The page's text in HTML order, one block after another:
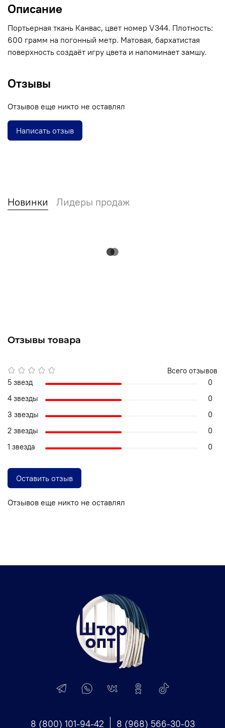
Описание
Портьерная ткань Канвас, цвет номер V344. Плотность:
600 грамм на погонный метр. Матовая, бархатистая
поверхность создаёт игру цвета и напоминает замшу.
Отзывы
Отзывов еще никто не оставлял
Написать отзыв
Новинки Лидеры продаж
Отзывы товара
Отзывов еще никто не оставлял
Всего отзывов
5 звезд
0
4 звезды
0
3 звезды
0
2 звезды
0
1 звезда
0
Оставить отзыв
8 (800) 101-94-42 8 (968) 566-30-03